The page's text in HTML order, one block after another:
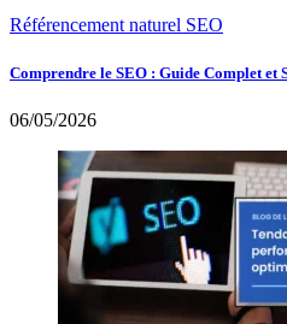
Référencement naturel SEO
Comprendre le SEO : Guide Complet et
06/05/2026